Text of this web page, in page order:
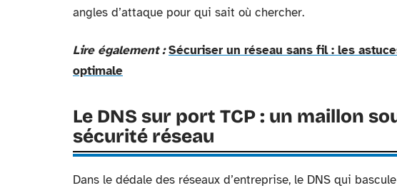
angles d’attaque pour qui sait où chercher.
Lire également : Sécuriser un réseau sans fil : les
optimale
Le DNS sur port TCP : un maillon
sécurité réseau
Dans le dédale des réseaux d’entreprise, le DNS qui